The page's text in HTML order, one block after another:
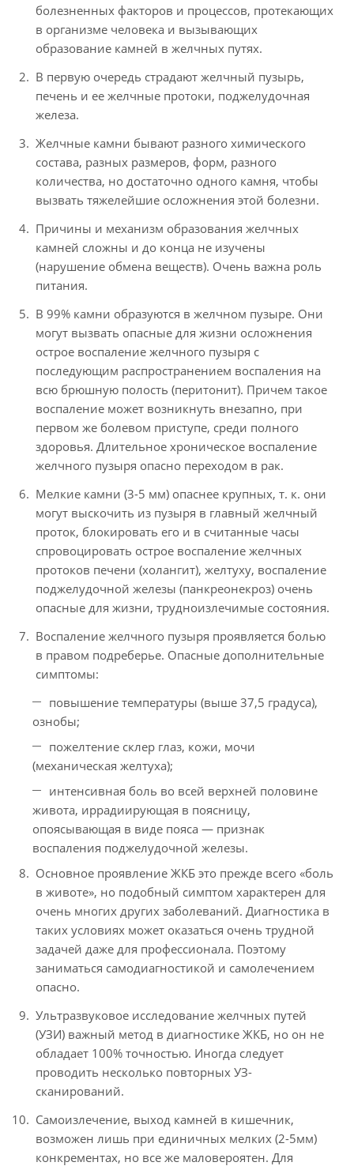
болезненных факторов и процессов, протекающих
в организме человека и вызывающих
образование камней в желчных путях.
В первую очередь страдают желчный пузырь,
печень и ее желчные протоки, поджелудочная
железа.
Желчные камни бывают разного химического
состава, разных размеров, форм, разного
количества, но достаточно одного камня, чтобы
вызвать тяжелейшие осложнения этой болезни.
Причины и механизм образования желчных
камней сложны и до конца не изучены
(нарушение обмена веществ). Очень важна роль
питания.
В 99% камни образуются в желчном пузыре. Они
могут вызвать опасные для жизни осложнения
острое воспаление желчного пузыря с
последующим распространением воспаления на
всю брюшную полость (перитонит). Причем такое
воспаление может возникнуть внезапно, при
первом же болевом приступе, среди полного
здоровья. Длительное хроническое воспаление
желчного пузыря опасно переходом в рак.
Мелкие камни (3-5 мм) опаснее крупных, т. к. они
могут выскочить из пузыря в главный желчный
проток, блокировать его и в считанные часы
спровоцировать острое воспаление желчных
протоков печени (холангит), желтуху, воспаление
поджелудочной железы (панкреонекроз) очень
опасные для жизни, трудноизлечимые состояния.
Воспаление желчного пузыря проявляется болью
в правом подреберье. Опасные дополнительные
симптомы:
повышение температуры (выше 37,5 градуса),
ознобы;
пожелтение склер глаз, кожи, мочи
(механическая желтуха);
интенсивная боль во всей верхней половине
живота, иррадиирующая в поясницу,
опоясывающая в виде пояса — признак
воспаления поджелудочной железы.
Основное проявление ЖКБ это прежде всего «боль
в животе», но подобный симптом характерен для
очень многих других заболеваний. Диагностика в
таких условиях может оказаться очень трудной
задачей даже для профессионала. Поэтому
заниматься самодиагностикой и самолечением
опасно.
Ультразвуковое исследование желчных путей
(УЗИ) важный метод в диагностике ЖКБ, но он не
обладает 100% точностью. Иногда следует
проводить несколько повторных УЗ-
сканирований.
Самоизлечение, выход камней в кишечник,
возможен лишь при единичных мелких (2-5мм)
конкрементах, но все же маловероятен. Для